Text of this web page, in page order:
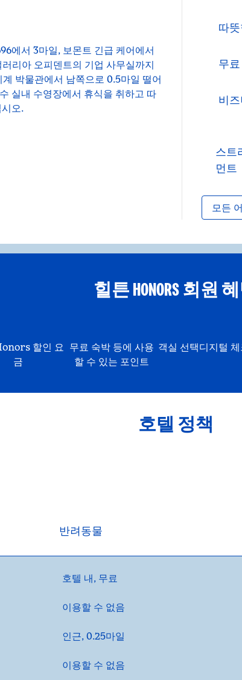
에서 3마일, 보몬트 긴급 케어에서
리아 오피덴트의 기업 사무실까지
박물관에서 남쪽으로 0.5마일 떨어
실내 수영장에서 휴식을 취하고 따
오.
따
무
비
스트
먼트
모든
힐튼 HONORS 회원
할인 요
금
무료 숙박 등에 사용
할 수 있는 포인트
객실 선택디지털 체
호텔 정책
반려동물
호텔 내, 무료
이용할 수 없음
인근, 0.25마일
이용할 수 없음